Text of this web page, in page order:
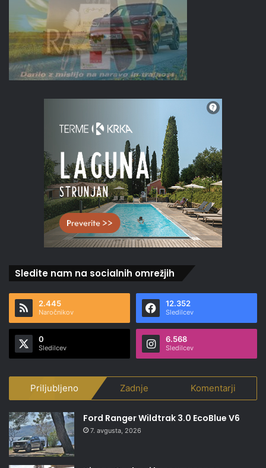
Sledite nam na socialnih omrežjih
2.445
Naročnikov
12.352
Sledilcev
0
Sledilcev
6.568
Sledilcev
Priljubljeno Zadnje Komentarji
Ford Ranger Wildtrak 3.0 EcoBlue V6
7. avgusta, 2026